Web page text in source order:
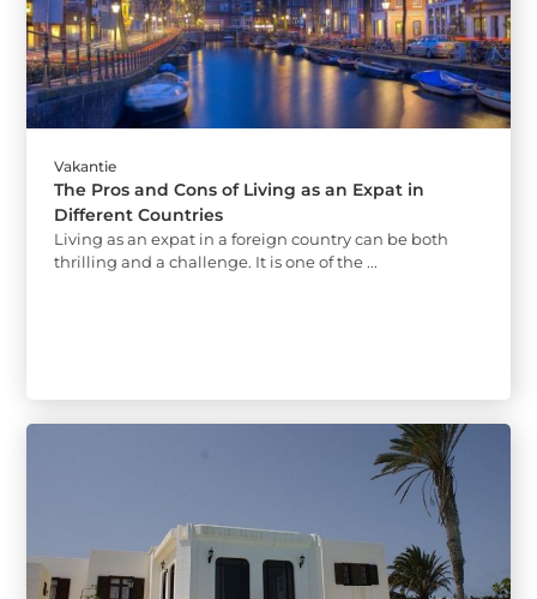
Vakantie
The Pros and Cons of Living as an Expat in
Different Countries
Living as an expat in a foreign country can be both
thrilling and a challenge. It is one of the ...